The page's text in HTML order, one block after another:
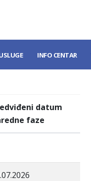
INFO CENTAR
datum
faze